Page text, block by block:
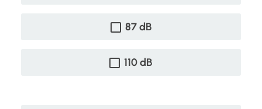
87 dB
110 dB